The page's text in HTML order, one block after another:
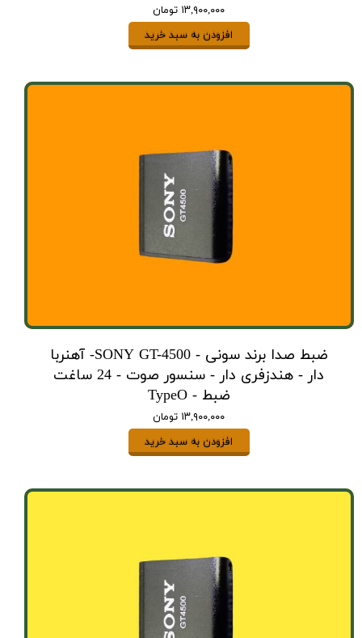
۱۳,۹۰۰,۰۰۰ تومان
افزودن به سبد خرید
ضبط صدا برند سونی - SONY GT-4500- آهنربا
دار - هندزفری دار - سنسور صوت - 24 ساغت
ضبط - TypeO
۱۳,۹۰۰,۰۰۰ تومان
افزودن به سبد خرید